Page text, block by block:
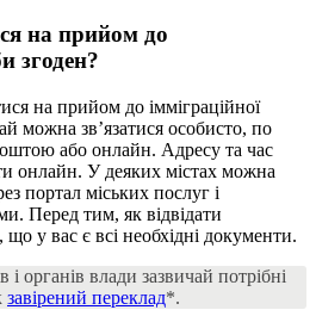
на прийом до
згоден?
на прийом до імміграційної
можна зв’язатися особисто, по
або онлайн. Адресу та час
онлайн. У деяких містах можна
портал міських послуг і
Перед тим, як відвідати
що у вас є всі необхідні документи.
і органів влади зазвичай потрібні
завірений переклад*.